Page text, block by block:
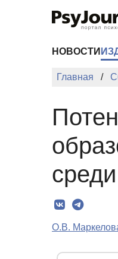
НОВОСТИ
Главная
О.В.